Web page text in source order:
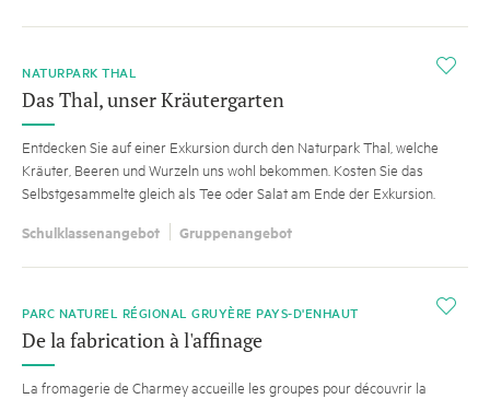
i
NATURPARK THAL
Das Thal, unser Kräutergarten
Entdecken Sie auf einer Exkursion durch den Naturpark Thal, welche
Kräuter, Beeren und Wurzeln uns wohl bekommen. Kosten Sie das
Selbstgesammelte gleich als Tee oder Salat am Ende der Exkursion.
Schulklassenangebot Gruppenangebot
i
PARC NATUREL RÉGIONAL GRUYÈRE PAYS-D'ENHAUT
De la fabrication à l'affinage
La fromagerie de Charmey accueille les groupes pour découvrir la